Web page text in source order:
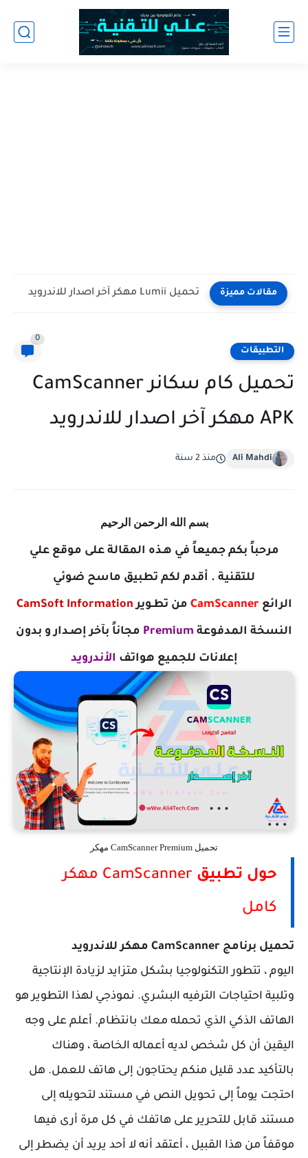
مقالات مميزة تحميل Lumii مهكر آخر اصدار للاندرويد
التطبيقات
0
تحميل كام سكانر CamScanner
APK مهكر آخر اصدار للاندرويد
Ali Mahdi منذ 2 سنة
بسم الله الرحمن الرحيم
مرحباً بكم جميعاً في هـذه المقالة على موقع علي
للتقنية . أقدم لكم تطبيق ماسح ضوئي
الرائعCamScanner من تطـويرCamSoft Information
النسخة المدفوعة Premium مجاناً بآخر إصـدار و بدون
إعلانات للجميع هواتف الأندرويد
تحميل CamScanner Premium مهكر
حول تطبيق
CamScanner مهكر
كامل
تحميل برنامج CamScanner مهكر للاندرويد
اليوم ، تتطور التكنولوجيا بشكل متزايد لزيادة الإنتاجية
وتلبية احتياجات الترفيه البشري. نموذجي لهذا التطوير هو
الهاتف الذكي الذي تحمله معك بانتظام. أعلم على وجه
اليقين أن كل شخص لديه أعماله الخاصة ، وهناك
بالتأكيد عدد قليل منكم يحتاجون إلى هاتف للعمل. هل
احتجت يوماً إلى تحويل النص في مستند لتحويله إلى
مستند قابل للتحرير على هاتفك في كل مرة أرى فيها
موقفاً من هذا القبيل ، أعتقد أنه لا أحد يريد أن يضطر إلى